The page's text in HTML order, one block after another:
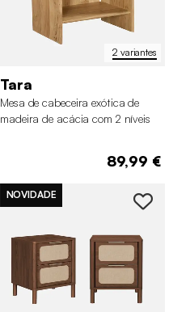
2 variantes
Tara
Mesa de cabeceira exótica de
madeira de acácia com 2 níveis
89,99 €
NOVIDADE